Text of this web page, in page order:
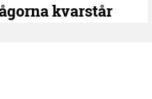
kvarstår